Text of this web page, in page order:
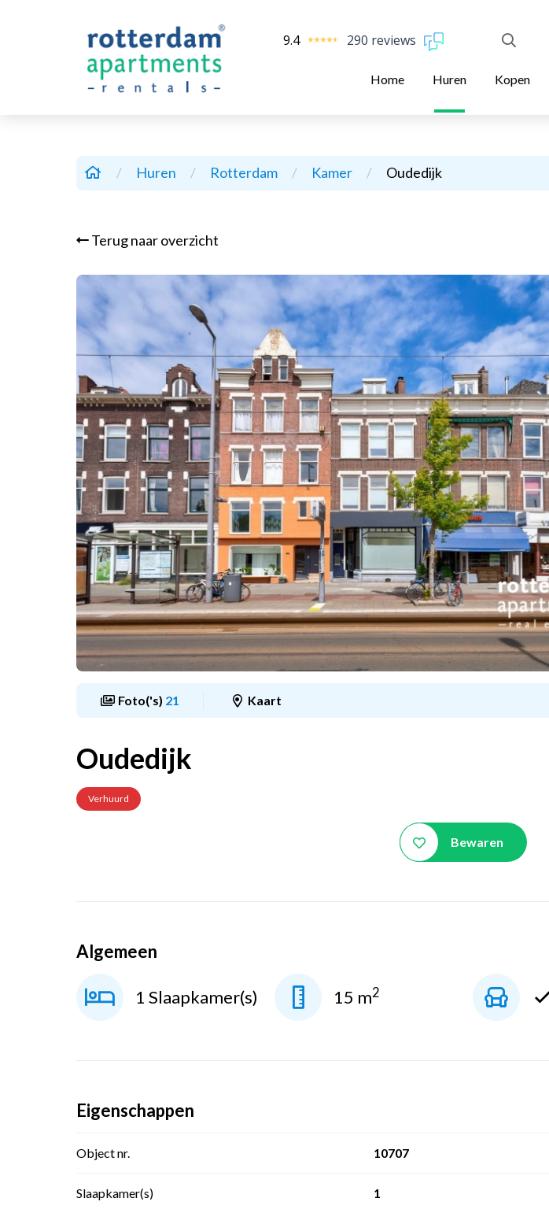
9.4 290 reviews
Home Huren Kopen
/ Huren / Rotterdam / Kamer / Oudedijk
Terug naar overzicht
Foto('s) 21 Kaart
Oudedijk
Verhuurd
Bewaren
Algemeen
1 Slaapkamer(s) 15 m2
Eigenschappen
Object nr. 10707
Slaapkamer(s) 1